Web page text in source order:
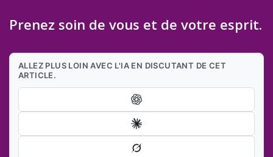
Prenez soin de vous et de votre esprit.
ALLEZ PLUS LOIN AVEC L'IA EN DISCUTANT DE CET
ARTICLE.